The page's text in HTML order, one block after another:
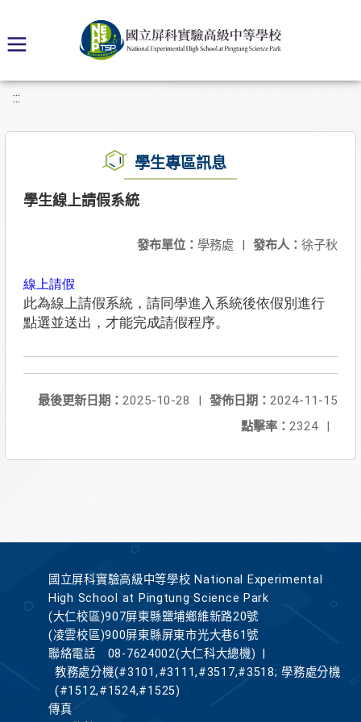
:::
學生專區訊息
學生線上請假系統
發布人： 徐子秋
發布單位： 學務處 |
線上請假
此為線上請假系統，請同學進入系統後依假別進行
點選並送出，才能完成請假程序。
發佈日期： 2024-11-15
最後更新日期： 2025-10-28
|
點擊率： 2324 |
國立屏科實驗高級中等學校 National Experimental
High School at Pingtung Science Park
(大仁校區)907屏東縣鹽埔鄉維新路20號
(凌雲校區)900屏東縣屏東市光大巷61號
聯絡電話
08-7624002(大仁科大總機)
教務處分機(#3101,#3111,#3517,#3518; 學務處分機
(#1512,#1524,#1525)
傳真